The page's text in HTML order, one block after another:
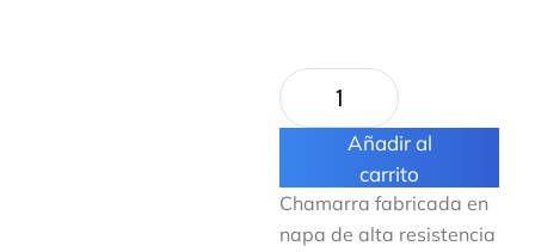
Añadir al
carrito
Chamarra fabricada en
napa de alta resistencia